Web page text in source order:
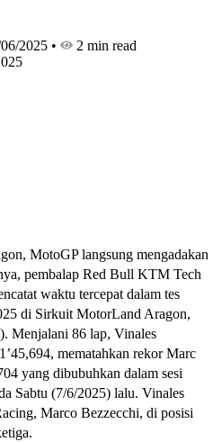
2025 • 2 min read
MotoGP langsung mengadakan
pembalap Red Bull KTM Tech
waktu tercepat dalam tes
di Sirkuit MotorLand Aragon,
Menjalani 86 lap, Vinales
mematahkan rekor Marc
yang dibubuhkan dalam sesi
Sabtu (7/6/2025) lalu. Vinales
Marco Bezzecchi, di posisi